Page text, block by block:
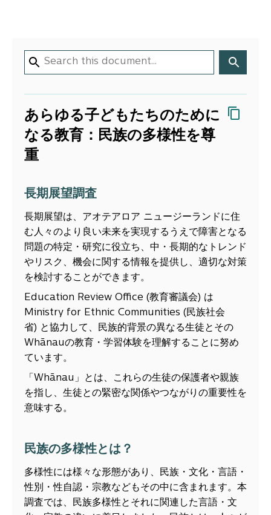
あらゆる子どもたちのために
なる教育：民族の多様性を尊
重
長期展望調査
長期展望は、アオテアロア ニュージーランドに住
む人々のより良い未来を実現するうえで障害となる
問題の特定・研究に役立ち、中・長期的なトレンド
やリスク、機会に関する情報を提供し、適切な対策
を検討することができます。
Education Review Office (教育審議会) は
Ministry for Ethnic Communities (民族社会
省) と協力して、民族的背景の異なる生徒とその
Whānauの教育・学習体験を理解することに努め
ています。
「Whānau」とは、これらの生徒の保護者や親族
を指し、生徒との緊密な関係やつながりの重要性を
意味する。
民族の多様性とは？
多様性には様々な形態があり、民族・文化・言語・
性別・性自認・宗教などもその中に含まれます。本
調査では、民族多様性とそれに関連した言語・文